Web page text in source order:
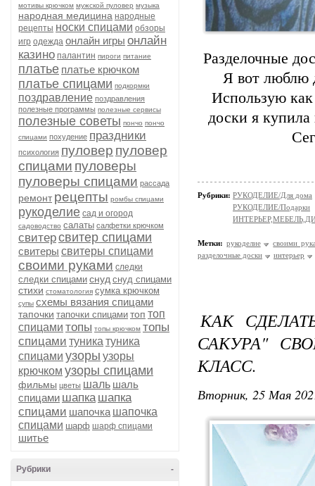
мотивы крючком мужской пуловер музыка
народная медицина народные
рецепты носки спицами обзоры
игр одежда онлайн игры онлайн
казино палантин пироги питание
платье платье крючком
платье спицами подкормки
поздравление поздравления
полезные программы полезные сервисы
полезные советы пончо пончо
спицами похудение праздники
психология пуловер пуловер
спицами пуловеры
пуловеры спицами рассада
ремонт рецепты ромбы спицами
рукоделие сад и огород
садоводство салаты салфетки крючком
свитерсвитер спицами
свитеры свитеры спицами
своими руками следки
следки спицами снуд снуд спицами
стихи стоматология сумка крючком
супы схемы вязания спицами
тапочки тапочки спицами топ топ
спицами топы топы крючком топы
спицами туника туника
спицами узоры узоры
крючком узоры спицами
фильмы цветы шаль шаль
спицами шапка шапка
спицами шапочка шапочка
спицами шарф шарф спицами
шитье
-
Рубрики
Разделочные
Я вот люблю
Использую
доски я
Рубрики: РУКОДЕЛИЕ/Для дома
РУКОДЕЛИЕ/Подарки
Метки: рукоделие
своими
разделочные доски
интерьер
КАК
САКУРА"
КЛАСС.
Вторник, 25 Мая